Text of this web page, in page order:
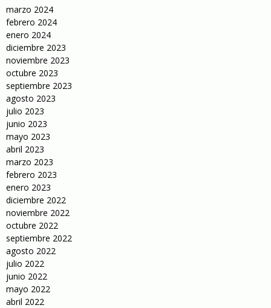
marzo 2024
febrero 2024
enero 2024
diciembre 2023
noviembre 2023
octubre 2023
septiembre 2023
agosto 2023
julio 2023
junio 2023
mayo 2023
abril 2023
marzo 2023
febrero 2023
enero 2023
diciembre 2022
noviembre 2022
octubre 2022
septiembre 2022
agosto 2022
julio 2022
junio 2022
mayo 2022
abril 2022